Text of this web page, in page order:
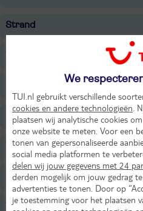
Strand
Wellness
Sport & Activiteiten
Entertainment
Voor de kinderen
Overige informatie
Verzorging
We
TUI.nl gebruikt verschillende
cookies en andere technologieën .
plaatsen wij analytische cookies
onze website te meten. Voor een
tonen van gepersonaliseerde
social media platformen te
delen wij jouw gegevens met 24
derden mogelijk om jouw gedrag
advertenties te tonen. Door op
je toestemming voor het plaatsen